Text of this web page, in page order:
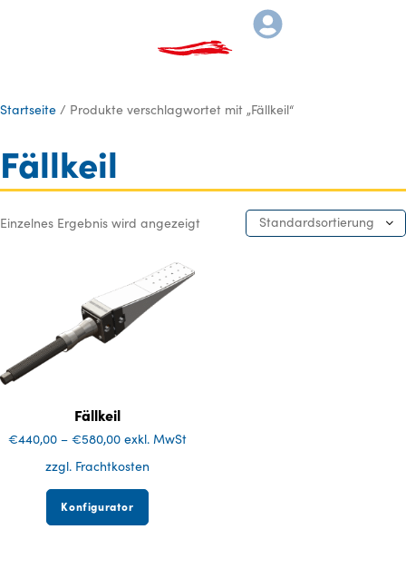
Startseite / Produkte verschlagwortet mit „Fällkeil“
Fällkeil
Einzelnes Ergebnis wird angezeigt Standardsortierung
Fällkeil
€440,00 –€580,00 exkl. MwSt
zzgl. Frachtkosten
Konfigurator